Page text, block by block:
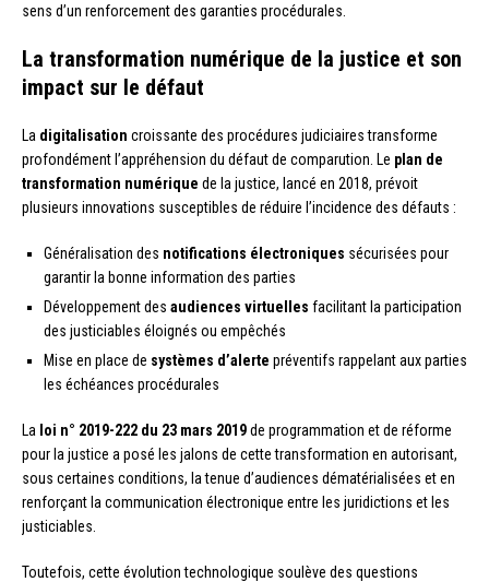
sens d’un renforcement des garanties procédurales.
La transformation numérique de la justice et son
impact sur le défaut
La digitalisation croissante des procédures judiciaires transforme
profondément l’appréhension du défaut de comparution. Le plan de
transformation numérique de la justice, lancé en 2018, prévoit
plusieurs innovations susceptibles de réduire l’incidence des défauts :
Généralisation des notifications électroniques sécurisées pour
garantir la bonne information des parties
Développement des audiences virtuelles facilitant la participation
des justiciables éloignés ou empêchés
Mise en place de systèmes d’alerte préventifs rappelant aux parties
les échéances procédurales
La loi n° 2019-222 du 23 mars 2019de programmation et de réforme
pour la justice a posé les jalons de cette transformation en autorisant,
sous certaines conditions, la tenue d’audiences dématérialisées et en
renforçant la communication électronique entre les juridictions et les
justiciables.
Toutefois, cette évolution technologique soulève des questions